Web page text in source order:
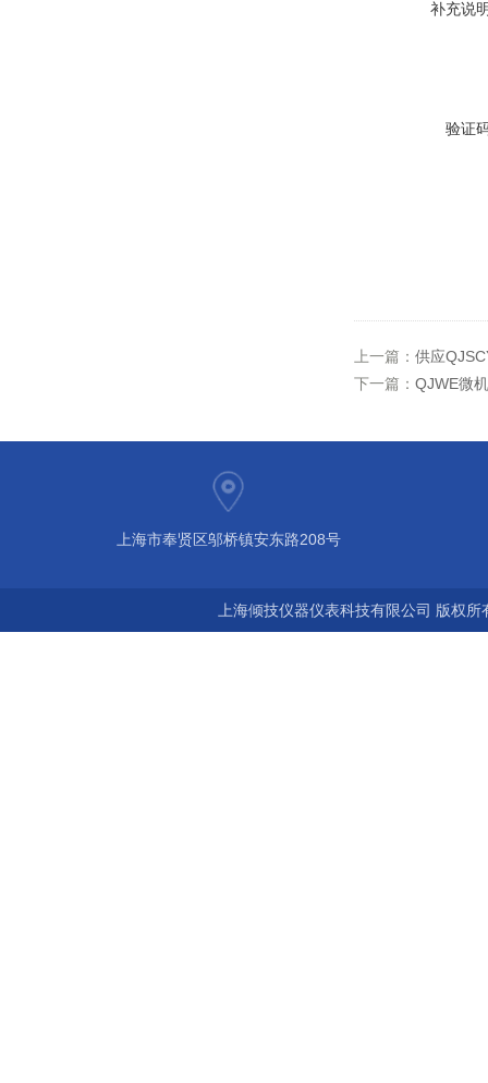
补充说
验证
上一篇： 供应
下一篇： QJWE微
上海市奉贤区邬桥镇安东路208号
上海倾技仪器仪表科技有限公司 版权